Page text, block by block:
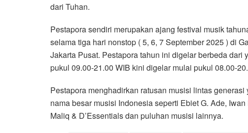
dari Tuhan.
Pestapora sendiri merupakan ajang festival musik
selama tiga hari nonstop ( 5, 6, 7 September 2025 ) di
Jakarta Pusat. Pestapora tahun ini digelar berbeda
pukul 09.00-21.00 WIB kini digelar mulai pukul 08.00-
Pestapora menghadirkan ratusan musisi lintas
nama besar musisi Indonesia seperti Ebiet G. Ade,
Maliq & D’Essentials dan puluhan musisi lainnya.